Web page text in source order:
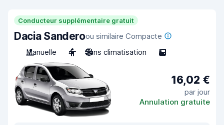
Conducteur supplémentaire gratuit
Dacia Sanderoou similaire Compacte
Manuelle
4 Sans climatisation 5
16,02 €
par jour
Annulation gratuite